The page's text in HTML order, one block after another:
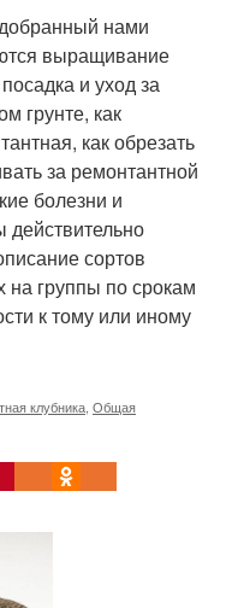
нами
выращивание
и уход за
грунте, как
как обрезать
за ремонтантной
болезни и
сортов
на группы по срокам
к тому или иному
клубника Общая